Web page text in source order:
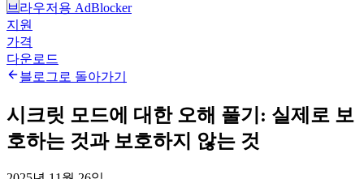
브라우저용 AdBlocker
지원
가격
다운로드
블로그로 돌아가기
시크릿 모드에 대한 오해 풀기: 실제로 보
호하는 것과 보호하지 않는 것